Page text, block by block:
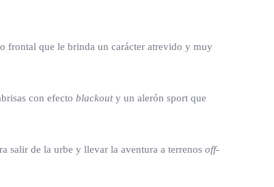
frontal que le brinda un carácter atrevido y muy
con efecto blackouty un alerón sport que
salir de la urbe y llevar la aventura a terrenos off-